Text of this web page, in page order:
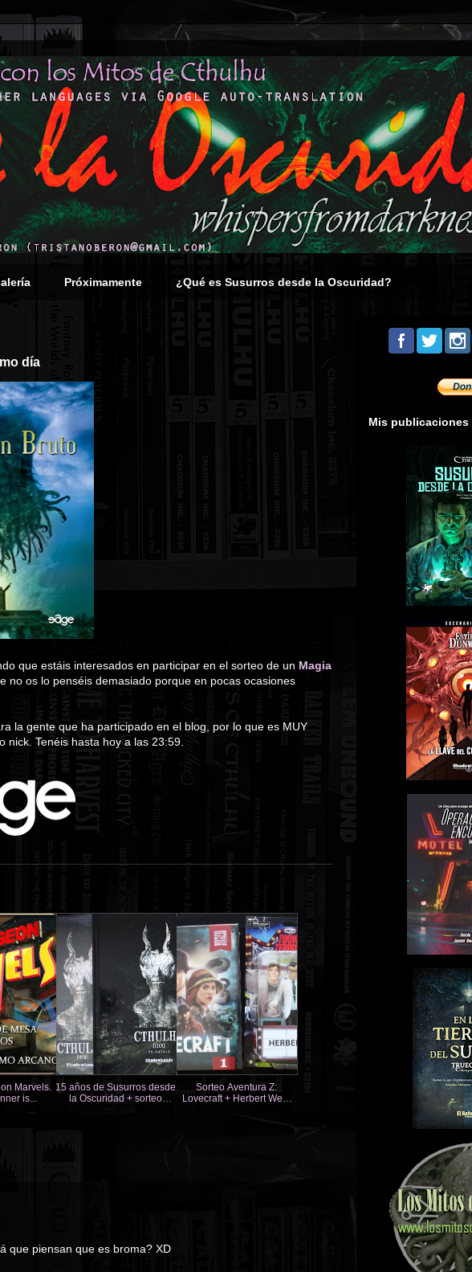
Próximamente ¿Qué es Susurros desde la Oscuridad?
día
que estáis interesados en participar en el sorteo de un Magia
no os lo penséis demasiado porque en pocas ocasiones
la gente que ha participado en el blog, por lo que es MUY
nick. Tenéis hasta hoy a las 23:59.
Marvels.
is...
15 años de Susurros desde
la Oscuridad + sorteo
Sorteo Aventura Z:
Lovecraft + Herbert West
que piensan que es broma? XD
Mis publicaciones